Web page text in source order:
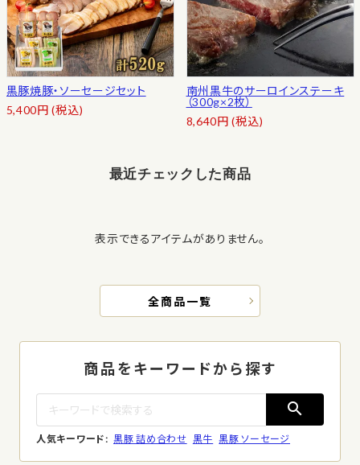
黒豚焼豚・ソーセージセット
5,400円(税込)
南州黒牛のサーロインステーキ
（300g×2枚）
8,640円(税込)
最近チェックした商品
表示できるアイテムがありません。
全商品一覧
商品をキーワードから探す
search
人気キーワード: 黒豚 詰め合わせ 黒牛 黒豚 ソーセージ